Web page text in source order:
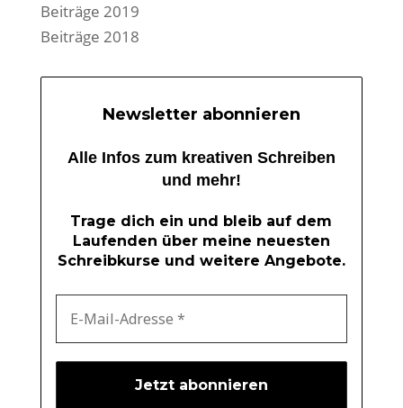
Beiträge 2019
Beiträge 2018
Newsletter abonnieren
Alle Infos zum kreativen Schreiben
und mehr!
Trage dich ein und bleib auf dem
Laufenden über meine neuesten
Schreibkurse und weitere Angebote.